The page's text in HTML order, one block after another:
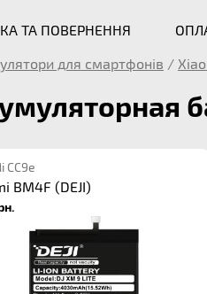
ТА ПОВЕРНЕННЯ
для смартфонів /
CC9e
BM4F (DEJI)